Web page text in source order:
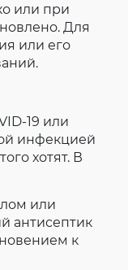
или при
Для
или его
19 или
инфекцией
хотят. В
или
антисептик
к